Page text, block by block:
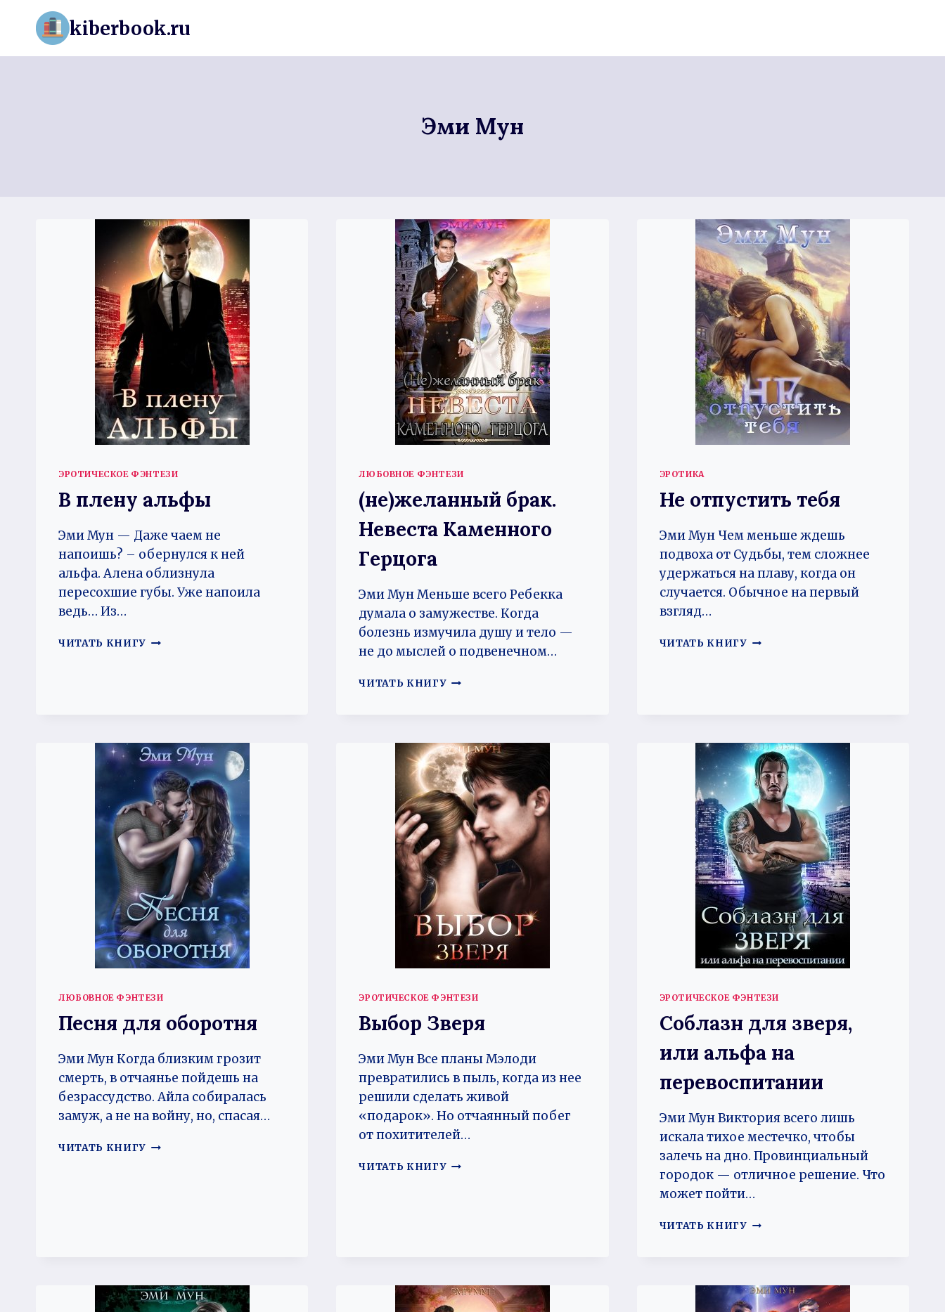
Перейти
содержимому
kiberbook.ru
Эми Мун
ЭРОТИЧЕСКОЕ ФЭНТЕЗИ
В плену альфы
Эми Мун — Даже чаем не
напоишь? – обернулся к ней
альфа. Алена облизнула
пересохшие губы. Уже напоила
ведь… Из…
ЧИТАТЬ КНИГУ В
ЛЮБОВНОЕ ФЭНТЕЗИ
(не)желанный брак.
Невеста Каменного
Герцога
Эми Мун Меньше всего Ребекка
думала о замужестве. Когда
болезнь измучила душу и тело —
не до мыслей о подвенечном…
ЧИТАТЬ КНИГУ (НЕ)ЖЕЛАННЫЙ
ЭРОТИКА
Не отпустить тебя
Эми Мун Чем меньше ждешь
подвоха от Судьбы, тем сложнее
удержаться на плаву, когда он
случается. Обычное на первый
взгляд…
ЧИТАТЬ КНИГУ НЕ
ЛЮБОВНОЕ ФЭНТЕЗИ
Песня для оборотня
Эми Мун Когда близким грозит
смерть, в отчаянье пойдешь на
безрассудство. Айла собиралась
замуж, а не на войну, но, спасая…
ЧИТАТЬ КНИГУ ПЕСНЯ
ЭРОТИЧЕСКОЕ ФЭНТЕЗИ
Выбор Зверя
Эми Мун Все планы Мэлоди
превратились в пыль, когда из нее
решили сделать живой
«подарок». Но отчаянный побег
от похитителей…
ЧИТАТЬ КНИГУ ВЫБОР
ЭРОТИЧЕСКОЕ ФЭНТЕЗИ
Соблазн для зверя,
или альфа на
перевоспитании
Эми Мун Виктория всего лишь
искала тихое местечко, чтобы
залечь на дно. Провинциальный
городок — отличное решение. Что
может пойти…
ЧИТАТЬ КНИГУ СОБЛАЗН
НА